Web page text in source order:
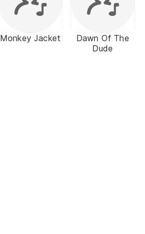
Monkey Jacket
Dawn Of The
Dude